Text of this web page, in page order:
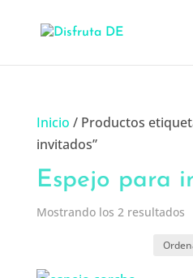
Inicio / Productos
invitados”
Espejo para
Mostrando los 2 resultados